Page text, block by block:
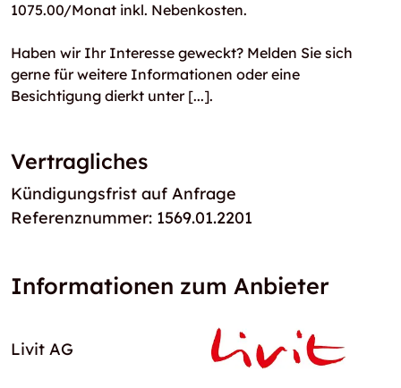
1075.00/Monat inkl. Nebenkosten.
Haben wir Ihr Interesse geweckt? Melden Sie sich
gerne für weitere Informationen oder eine
Besichtigung dierkt unter [...].
Vertragliches
Kündigungsfrist auf Anfrage
Referenznummer: 1569.01.2201
Informationen zum Anbieter
Livit AG